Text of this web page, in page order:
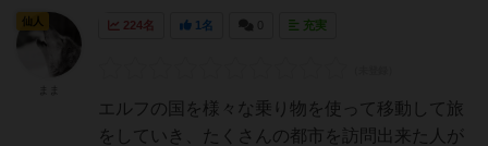
224名 1名 充実
エルフの国を様々な乗り物を使って移動して旅
をしていき、たくさんの都市を訪問出来た人が
仙人